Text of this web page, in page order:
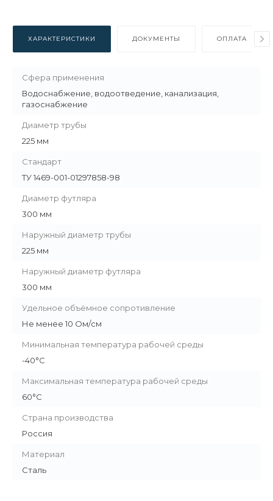
ХАРАКТЕРИСТИКИ ДОКУМЕНТЫ ОПЛАТА
Сфера применения
Водоснабжение, водоотведение, канализация,
газоснабжение
Диаметр трубы
225 мм
Стандарт
ТУ 1469-001-01297858-98
Диаметр футляра
300 мм
Наружный диаметр трубы
225 мм
Наружный диаметр футляра
300 мм
Удельное объёмное сопротивление
Не менее 10 Ом/см
Минимальная температура рабочей среды
-40°С
Максимальная температура рабочей среды
60°С
Страна производства
Россия
Материал
Сталь